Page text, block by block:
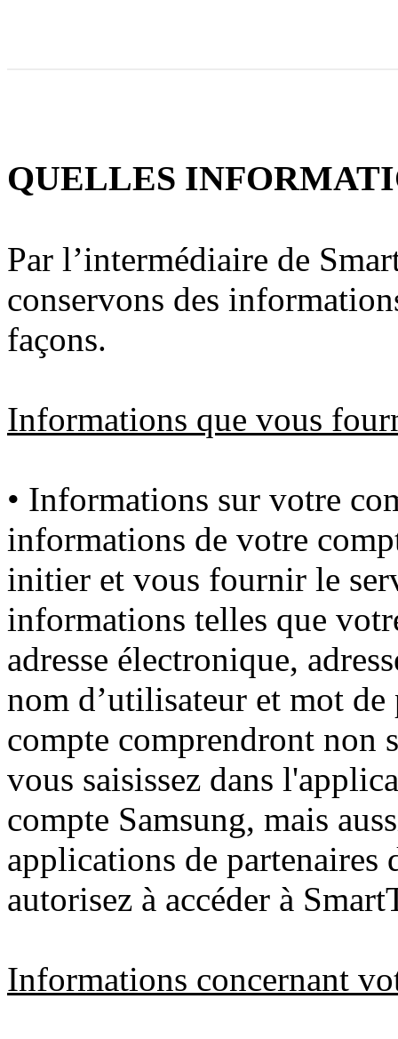
QUELLES
Par l’intermédiaire de
conservons des
façons.
Informations que vous
• Informations sur votre
informations de votre
initier et vous fournir le
informations telles que
adresse électronique,
nom d’utilisateur et mot
compte comprendront non
vous saisissez dans
compte Samsung, mais
applications de partenaires
autorisez à accéder à
Informations concernant